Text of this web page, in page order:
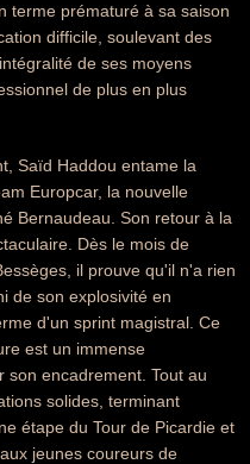
terme prématuré à sa saison
difficile, soulevant des
de ses moyens
de plus en plus
Saïd Haddou entame la
Europcar, la nouvelle
Bernaudeau. Son retour à la
Dès le mois de
il prouve qu'il n'a rien
de son explosivité en
d'un sprint magistral. Ce
est un immense
encadrement. Tout au
solides, terminant
étape du Tour de Picardie et
jeunes coureurs de